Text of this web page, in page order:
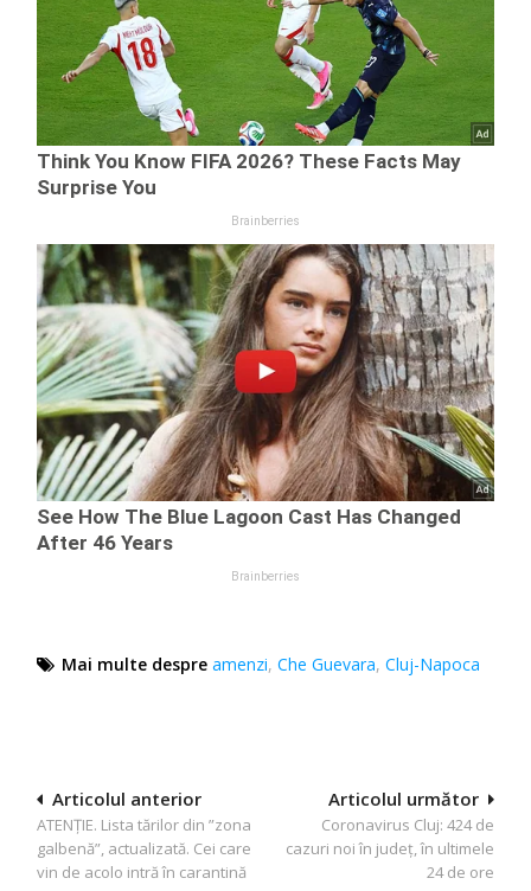
Mai multe despre amenzi,Che Guevara,Cluj-Napoca
Navigare
în
articole
Articolul următor
Coronavirus Cluj: 424 de
cazuri noi în județ, în ultimele
24 de ore
Articolul anterior
ATENȚIE. Lista tărilor din ”zona
galbenă”, actualizată. Cei care
vin de acolo intră în carantină